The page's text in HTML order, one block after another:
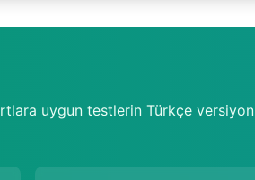
uygun testlerin Türkçe